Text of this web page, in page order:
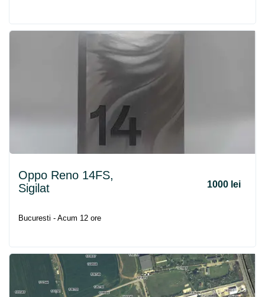
Oppo Reno 14FS,
Sigilat
1000 lei
Bucuresti - Acum 12 ore